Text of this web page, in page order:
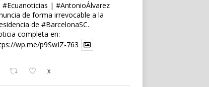
#Ecuanoticias | #AntonioÁlvarez
de forma irrevocable a la
de #BarcelonaSC.
completa en:
wp.me/p9SwIZ-763
X